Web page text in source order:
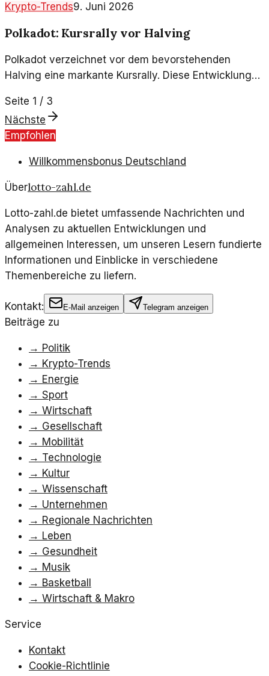
Krypto-Trends9. Juni 2026
Polkadot: Kursrally vor Halving
Polkadot verzeichnet vor dem bevorstehenden
Halving eine markante Kursrally. Diese Entwicklung
Zukunft des Netzwerks auf.
Seite 1 / 3
Nächste
Empfohlen
Willkommensbonus Deutschland
Überlotto-zahl.de
Lotto-zahl.de bietet umfassende Nachrichten und
Analysen zu aktuellen Entwicklungen und
allgemeinen Interessen, um unseren Lesern fundierte
Informationen und Einblicke in verschiedene
Themenbereiche zu liefern.
Kontakt: E-Mail anzeigen Telegram anzeigen
Beiträge zu
→ Politik
→ Krypto-Trends
→ Energie
→ Sport
→ Wirtschaft
→ Gesellschaft
→ Mobilität
→ Technologie
→ Kultur
→ Wissenschaft
→ Unternehmen
→ Regionale Nachrichten
→ Leben
→ Gesundheit
→ Musik
→ Basketball
→ Wirtschaft & Makro
Service
Kontakt
Cookie-Richtlinie